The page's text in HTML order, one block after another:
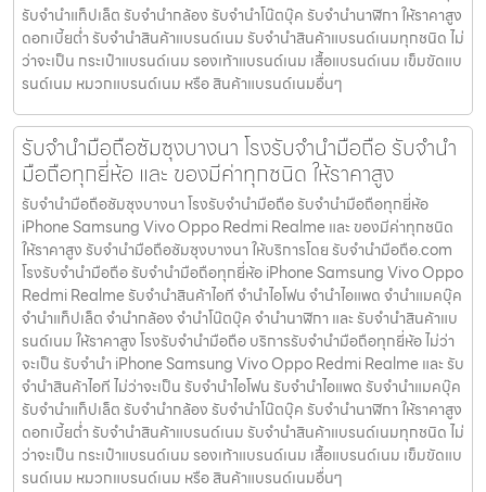
รับจำนำแท็ปเล็ต รับจำนำกล้อง รับจำนำโน๊ตบุ๊ค รับจำนำนาฬิกา ให้ราคาสูง
ดอกเบี้ยต่ำ รับจำนำสินค้าแบรนด์เนม รับจำนำสินค้าแบรนด์เนมทุกชนิด ไม่
ว่าจะเป็น กระเป๋าแบรนด์เนม รองเท้าแบรนด์เนม เสื้อแบรนด์เนม เข็มขัดแบ
รนด์เนม หมวกแบรนด์เนม หรือ สินค้าแบรนด์เนมอื่นๆ
รับจำนำมือถือซัมซุงบางนา โรงรับจำนำมือถือ รับจำนำ
มือถือทุกยี่ห้อ และ ของมีค่าทุกชนิด ให้ราคาสูง
รับจำนำมือถือซัมซุงบางนา โรงรับจำนำมือถือ รับจำนำมือถือทุกยี่ห้อ
iPhone Samsung Vivo Oppo Redmi Realme และ ของมีค่าทุกชนิด
ให้ราคาสูง รับจำนำมือถือซัมซุงบางนา ให้บริการโดย รับจํานํามือถือ.com
โรงรับจำนำมือถือ รับจำนำมือถือทุกยี่ห้อ iPhone Samsung Vivo Oppo
Redmi Realme รับจำนำสินค้าไอที จำนำไอโฟน จำนำไอแพด จำนำแมคบุ๊ค
จำนำแท็ปเล็ต จำนำกล้อง จำนำโน๊ตบุ๊ค จำนำนาฬิกา และ รับจำนำสินค้าแบ
รนด์เนม ให้ราคาสูง โรงรับจำนำมือถือ บริการรับจำนำมือถือทุกยี่ห้อ ไม่ว่า
จะเป็น รับจำนำ iPhone Samsung Vivo Oppo Redmi Realme และ รับ
จำนำสินค้าไอที ไม่ว่าจะเป็น รับจำนำไอโฟน รับจำนำไอแพด รับจำนำแมคบุ๊ค
รับจำนำแท็ปเล็ต รับจำนำกล้อง รับจำนำโน๊ตบุ๊ค รับจำนำนาฬิกา ให้ราคาสูง
ดอกเบี้ยต่ำ รับจำนำสินค้าแบรนด์เนม รับจำนำสินค้าแบรนด์เนมทุกชนิด ไม่
ว่าจะเป็น กระเป๋าแบรนด์เนม รองเท้าแบรนด์เนม เสื้อแบรนด์เนม เข็มขัดแบ
รนด์เนม หมวกแบรนด์เนม หรือ สินค้าแบรนด์เนมอื่นๆ